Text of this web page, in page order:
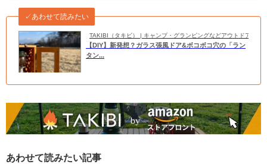
TAKIBI（タキビ） | キャンプ・グランピングなどアウトドアの総
✓あわせて読みたい
【DIY】新発想？ガラス張風ドア&ボコボコ穴の「ラン
タン...
あわせて読みたい記事